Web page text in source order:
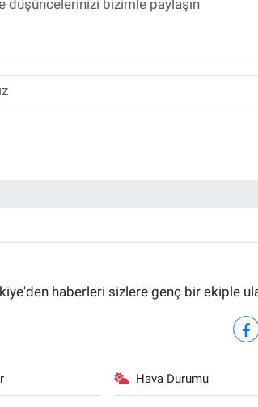
haberleri sizlere genç bir ekiple
Hava Durumu